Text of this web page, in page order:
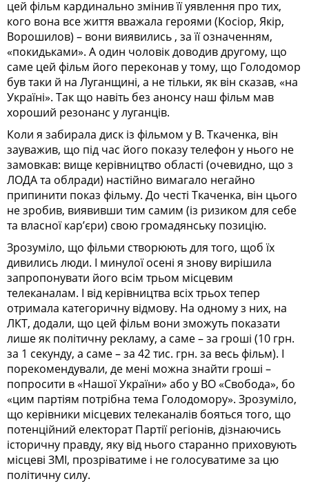
цей фільм кардинально змінив її уявлення про тих,
кого вона все життя вважала героями (Косіор, Якір,
Ворошилов) – вони виявились , за її означенням,
«покидьками». А один чоловік доводив другому, що
саме цей фільм його переконав у тому, що Голодомор
був таки й на Луганщині, а не тільки, як він сказав, «на
Україні». Так що навіть без анонсу наш фільм мав
хороший резонанс у луганців.
Коли я забирала диск із фільмом у В. Ткаченка, він
зауважив, що під час його показу телефон у нього не
замовкав: вище керівництво області (очевидно, що з
ЛОДА та облради) настійно вимагало негайно
припинити показ фільму. До честі Ткаченка, він цього
не зробив, виявивши тим самим (із ризиком для себе
та власної кар’єри) свою громадянську позицію.
Зрозуміло, що фільми створюють для того, щоб їх
дивились люди. І минулої осені я знову вирішила
запропонувати його всім трьом місцевим
телеканалам. І від керівництва всіх трьох тепер
отримала категоричну відмову. На одному з них, на
ЛКТ, додали, що цей фільм вони зможуть показати
лише як політичну рекламу, а саме – за гроші (10 грн.
за 1 секунду, а саме – за 42 тис. грн. за весь фільм). І
порекомендували, де мені можна знайти гроші –
попросити в «Нашої України» або у ВО «Свобода», бо
«цим партіям потрібна тема Голодо­мору». Зрозуміло,
що керівники місцевих телеканалів бояться того, що
потенційний електорат Партії регіонів, дізнаючись
історичну правду, яку від нього старанно приховують
місцеві ЗМІ, прозріватиме і не голосуватиме за цю
політичну силу.